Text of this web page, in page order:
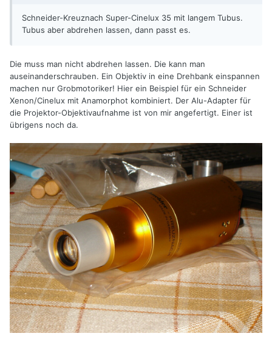
Schneider-Kreuznach Super-Cinelux 35 mit langem Tubus.
Tubus aber abdrehen lassen, dann passt es.
Die muss man nicht abdrehen lassen. Die kann man
auseinanderschrauben. Ein Objektiv in eine Drehbank einspannen
machen nur Grobmotoriker! Hier ein Beispiel für ein Schneider
Xenon/Cinelux mit Anamorphot kombiniert. Der Alu-Adapter für
die Projektor-Objektivaufnahme ist von mir angefertigt. Einer ist
übrigens noch da.